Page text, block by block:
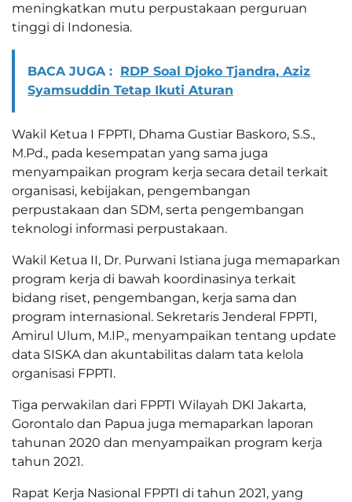
meningkatkan mutu perpustakaan perguruan
tinggi di Indonesia.
BACA JUGA : RDP Soal Djoko Tjandra, Aziz
Syamsuddin Tetap Ikuti Aturan
Wakil Ketua I FPPTI, Dhama Gustiar Baskoro, S.S.,
M.Pd., pada kesempatan yang sama juga
menyampaikan program kerja secara detail terkait
organisasi, kebijakan, pengembangan
perpustakaan dan SDM, serta pengembangan
teknologi informasi perpustakaan.
Wakil Ketua II, Dr. Purwani Istiana juga memaparkan
program kerja di bawah koordinasinya terkait
bidang riset, pengembangan, kerja sama dan
program internasional. Sekretaris Jenderal FPPTI,
Amirul Ulum, M.IP., menyampaikan tentang update
data SISKA dan akuntabilitas dalam tata kelola
organisasi FPPTI.
Tiga perwakilan dari FPPTI Wilayah DKI Jakarta,
Gorontalo dan Papua juga memaparkan laporan
tahunan 2020 dan menyampaikan program kerja
tahun 2021.
Rapat Kerja Nasional FPPTI di tahun 2021, yang